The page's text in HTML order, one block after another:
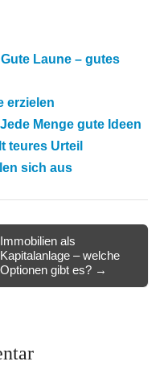
Laune – gutes
erzielen
Menge gute Ideen
teures Urteil
sich aus
Immobilien als
Kapitalanlage – welche
Optionen gibt es? →